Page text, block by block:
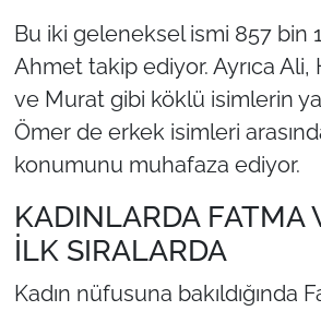
Bu iki geleneksel ismi 857 bin
Ahmet takip ediyor. Ayrıca Ali,
ve Murat gibi köklü isimlerin
Ömer de erkek isimleri
konumunu muhafaza ediyor.
KADINLARDA FATMA
İLK SIRALARDA
Kadın nüfusuna bakıldığında